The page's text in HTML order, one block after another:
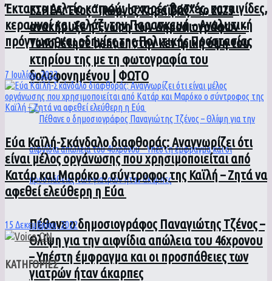
ΕΣΗΕΑ: Έτος “Γιώργος Καραϊβάζ” το 2023
ανακήρυξε η Ένωση των Δημοσιογράφων –
Τοποθέτησε banner στην κεντρική όψη του
κτηρίου της με τη φωτογραφία του
δολοφονημένου | ΦΩΤΟ
Πέθανε ο δημοσιογράφος Παναγιώτης Τζένος –
Θλίψη για την αιφνίδια απώλεια του 46χρονου
– Υπέστη έμφραγμα και οι προσπάθειες των
γιατρών ήταν άκαρπες
Έκτακτο Δελτίο καιρού: Ισχυρές βροχές, καταιγίδες,
κεραυνοί και χαλάζι την Παρασκευή – Αναλυτική
πρόγνωση και οδηγίες της Πολιτικής Προστασίας
7 Ιουλίου, 2022
Εύα Καϊλή-Σκάνδαλο διαφθοράς: Αναγνωρίζει ότι
είναι μέλος οργάνωσης που χρησιμοποιείται από
Κατάρ και Μαρόκο ο σύντροφος της Καϊλή – Ζητά να
αφεθεί ελεύθερη η Εύα
15 Δεκεμβρίου, 2022
ΚΑΤΗΓΟΡΙΕΣ